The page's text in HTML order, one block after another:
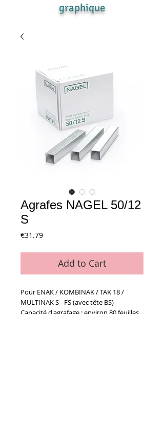
graphique
Agrafes NAGEL 50/12
S
€31.79Price
Add to Cart
Pour ENAK / KOMBINAK / TAK 18 /
MULTINAK S - FS (avec tête BS)
Capacité d'agrafage : environ 80 feuilles,